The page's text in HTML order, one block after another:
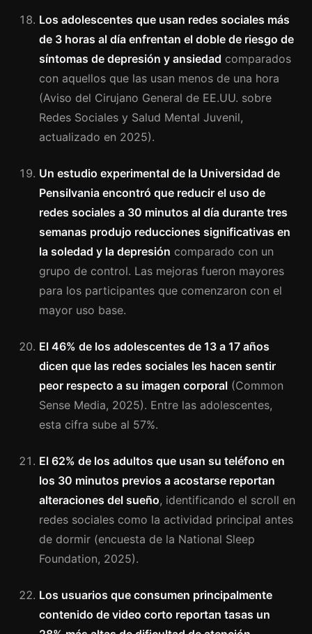
Los adolescentes que usan redes sociales más
de 3 horas al día enfrentan el doble de riesgo de
síntomas de depresión y ansiedad comparados
con aquellos que las usan menos de una hora
(Aviso del Cirujano General de EE.UU. sobre
Redes Sociales y Salud Mental Juvenil,
actualizado en 2025).
Un estudio experimental de la Universidad de
Pensilvania encontró que reducir el uso de
redes sociales a 30 minutos al día durante tres
semanas produjo reducciones significativas en
la soledad y la depresión comparado con un
grupo de control. Las mejoras fueron mayores
para los participantes que comenzaron con el
mayor uso base.
El 46% de los adolescentes de 13 a 17 años
dicen que las redes sociales les hacen sentir
peor respecto a su imagen corporal (Common
Sense Media, 2025). Entre las adolescentes,
esta cifra sube al 57%.
El 62% de los adultos que usan su teléfono en
los 30 minutos previos a acostarse reportan
alteraciones del sueño, identificando el scroll en
redes sociales como la actividad principal antes
de dormir (encuesta de la National Sleep
Foundation, 2025).
Los usuarios que consumen principalmente
contenido de video corto reportan tasas un